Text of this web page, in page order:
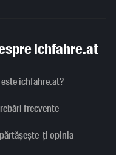
ichfahre.at
este ichfahre.at?
frecvente
ți opinia